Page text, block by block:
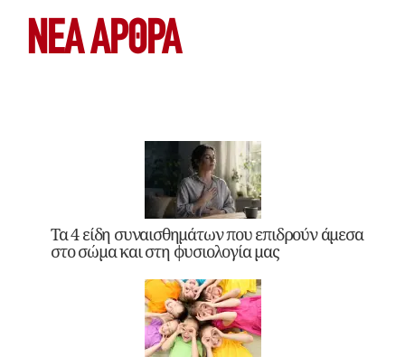
ΝΕΑ ΆΡΘΡΑ
Τα 4 είδη συναισθημάτων που επιδρούν άμεσα
στο σώμα και στη φυσιολογία μας